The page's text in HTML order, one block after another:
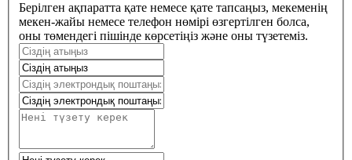
Берілген ақпаратта қате немесе қате тапсаңыз, мекеменің
мекен-жайы немесе телефон нөмірі өзгертілген болса,
оны төмендегі пішінде көрсетіңіз және оны түзетеміз.